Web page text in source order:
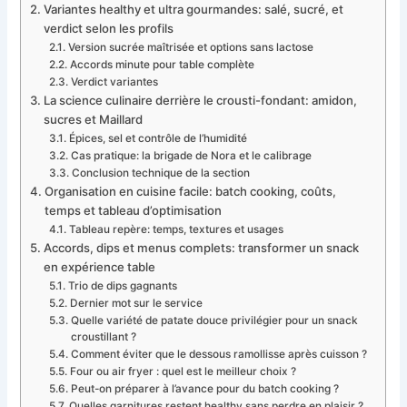
Variantes healthy et ultra gourmandes: salé, sucré, et
verdict selon les profils
Version sucrée maîtrisée et options sans lactose
Accords minute pour table complète
Verdict variantes
La science culinaire derrière le crousti-fondant: amidon,
sucres et Maillard
Épices, sel et contrôle de l’humidité
Cas pratique: la brigade de Nora et le calibrage
Conclusion technique de la section
Organisation en cuisine facile: batch cooking, coûts,
temps et tableau d’optimisation
Tableau repère: temps, textures et usages
Accords, dips et menus complets: transformer un snack
en expérience table
Trio de dips gagnants
Dernier mot sur le service
Quelle variété de patate douce privilégier pour un snack
croustillant ?
Comment éviter que le dessous ramollisse après cuisson ?
Four ou air fryer : quel est le meilleur choix ?
Peut-on préparer à l’avance pour du batch cooking ?